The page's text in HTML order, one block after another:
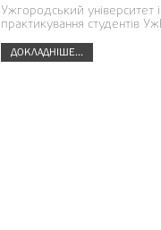
Ужгородський університет
практикування студентів
ДОКЛАДНІШЕ...